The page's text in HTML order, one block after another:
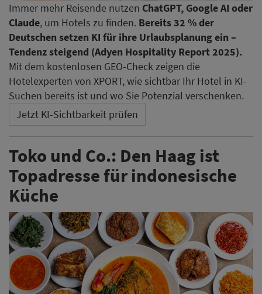
Immer mehr Reisende nutzen ChatGPT, Google AI oder
Claude, um Hotels zu finden. Bereits 32 % der
Deutschen setzen KI für ihre Urlaubsplanung ein –
Tendenz steigend (Adyen Hospitality Report 2025).
Mit dem kostenlosen GEO-Check zeigen die
Hotelexperten von XPORT, wie sichtbar Ihr Hotel in KI-
Suchen bereits ist und wo Sie Potenzial verschenken.
Jetzt KI-Sichtbarkeit prüfen
Toko und Co.: Den Haag ist
Topadresse für indonesische
Küche